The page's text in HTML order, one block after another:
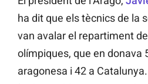
ha dit que els tècnics de la
van avalar el repartiment
olímpiques, que en donava
aragonesa i 42 a